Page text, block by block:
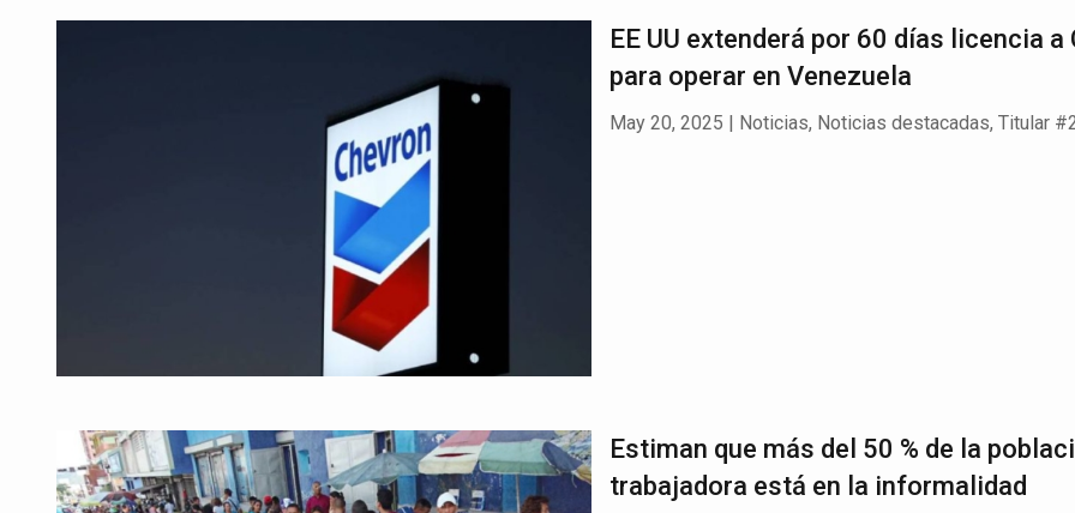
EE UU extenderá por 60 días licencia a
para operar en Venezuela
May 20, 2025 Noticias, Noticias destacadas, Titular
Estiman que más del 50 % de la
trabajadora está en la informalidad